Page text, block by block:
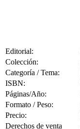
Editorial:
Colección:
Categoría / Tema:
ISBN:
Páginas/Año:
Formato / Peso:
Precio:
Derechos de venta